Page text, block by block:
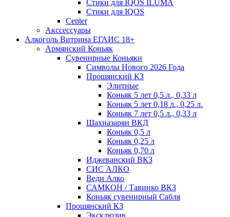
Стики для IQOS ILUMA
Стики для IQOS
Сenter
Акссессуары
Алкоголь Витрина ЕГАИС 18+
Армянский Коньяк
Сувенирные Коньяки
Символы Нового 2026 Года
Прошянский КЗ
Элитные
Коньяк 5 лет 0,5 л., 0,33 л
Коньяк 5 лет 0,18 л., 0,25 л.
Коньяк 7 лет 0,5 л., 0,33 л
Шахназарян ВКД
Коньяк 0,5 л
Коньяк 0,25 л
Коньяк 0,70 л
Иджеванский ВКЗ
СИС АЛКО
Веди Алко
САМКОН / Тавинко ВКЗ
Коньяк сувенирный Сабля
Прошянский КЗ
Эксклюзив